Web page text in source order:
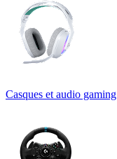
Casques et audio gaming